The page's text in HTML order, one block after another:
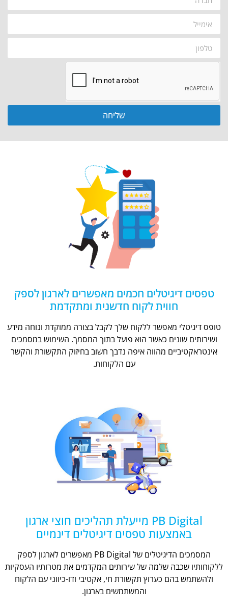
שליחה
טפסים דיגיטלים חכמים מאפשרים לארגון לספק
חווית לקוח חדשנית ומתקדמת
טופס דיגיטלי מאפשר ללקוח שלך לקבל בצורה ממוקדת ונוחה מידע
ושירותים שונים כאשר הוא פועל בתוך המסמך. השימוש במסמכים
אינטראקטיביים מהווה איפה נדבך חשוב בחיזוק התקשורת והקשר
עם הלקוחות.
PB Digital מייעלת תהליכים חוצי ארגון
באמצעות טפסים דיגיטלים דינמיים
המסמכים הדיגיטלים של PB Digital מאפשרים לארגון לספק
ללקוחותיו שכבה שלמה של שירותים המקדמים את מטרותיו העסקיות
ולהשתמש בהם כערוץ תקשורת חי, אקטיבי ודו-כיווני עם הלקוח
והמשתמשים בארגון.